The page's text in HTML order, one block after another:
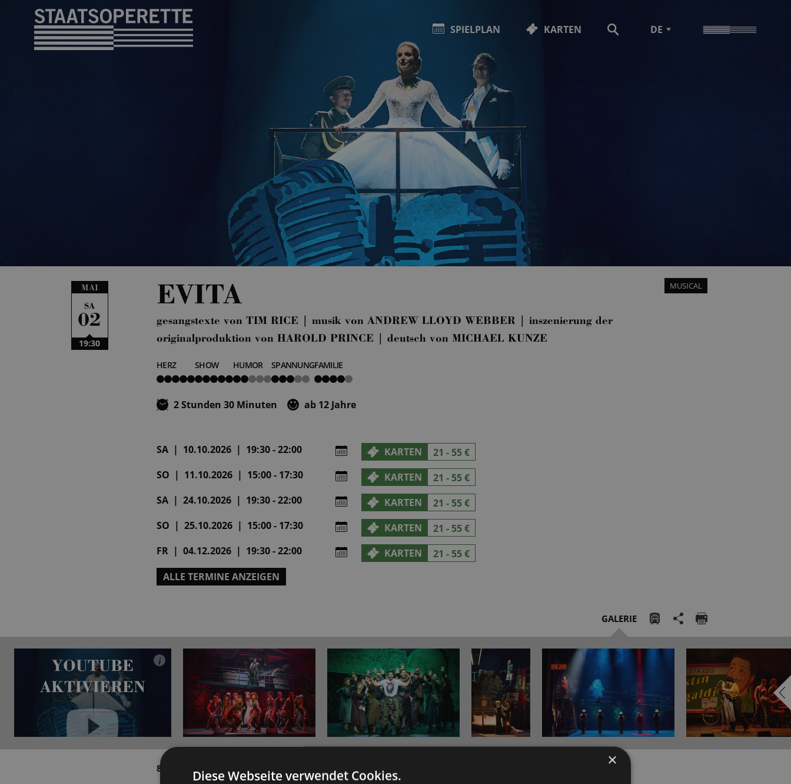
SPIELPLAN KARTEN DE
MAI
SA
02
19:30
MUSICAL
EVITA
gesangstexte von TIM RICE | musik von ANDREW LLOYD WEBBER | inszenierung der
originalproduktion von HAROLD PRINCE | deutsch von MICHAEL KUNZE
HERZ
5
von
SHOW
5
von
HUMOR
2
von
SPANNUNG
3
von
FAMILIE
4
von
2 Stunden 30 Minuten ab 12 Jahre
SA | 10.10.2026 | 19:30 - 22:00 KARTEN
21 - 55 €
SO | 11.10.2026 | 15:00 - 17:30
KARTEN
21 - 55 €
SA | 24.10.2026 | 19:30 - 22:00
KARTEN
21 - 55 €
SO | 25.10.2026 | 15:00 - 17:30
KARTEN
21 - 55 €
FR | 04.12.2026 | 19:30 - 22:00
KARTEN
21 - 55 €
ALLE TERMINE ANZEIGEN
GALERIE
YOUTUBE
AKTIVIEREN
i
8. November 2025 ×
Diese Webseite verwendet Cookies.